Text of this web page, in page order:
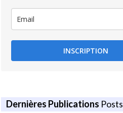
INSCRIPTION
Dernières Publications Posts